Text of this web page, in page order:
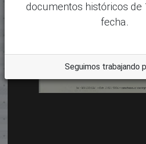
documentos históricos de
fecha.
Seguimos trabajando